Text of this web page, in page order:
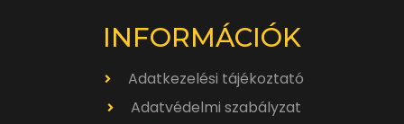
INFORMÁCIÓK
Adatkezelési tájékoztató
Adatvédelmi szabályzat